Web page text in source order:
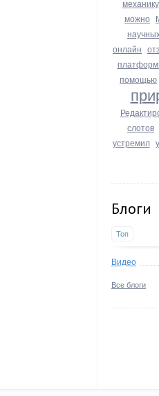
механику
можно
онлайн
помощью
слотов
устремил
Блоги
Топ
Видео
Все блоги